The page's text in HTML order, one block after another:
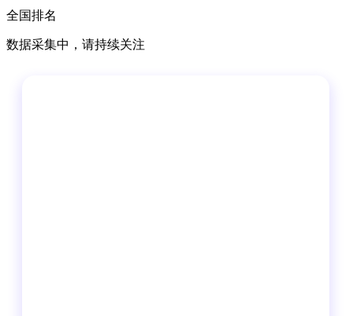
全国排名
数据采集中，请持续关注